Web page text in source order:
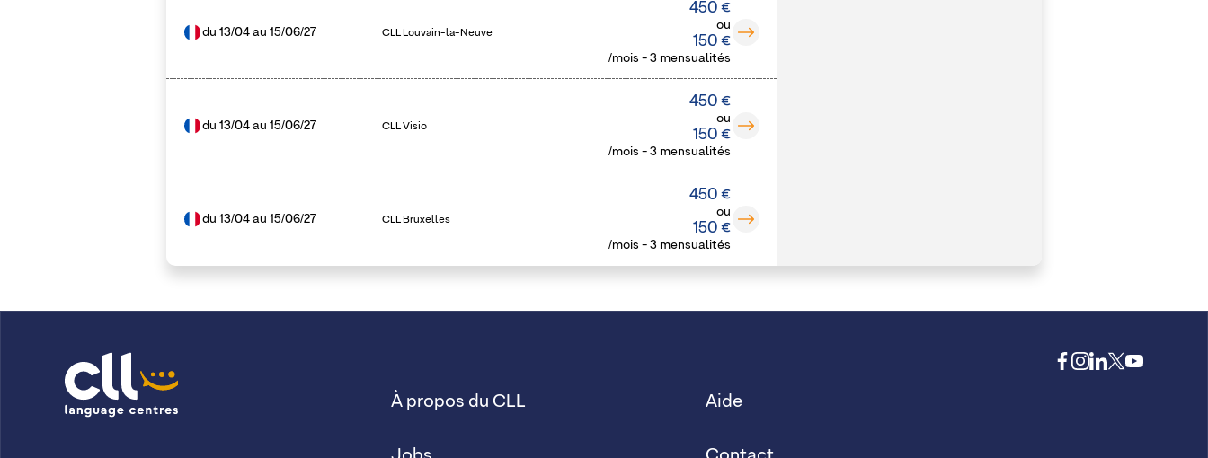
du 13/04au 15/06/27 CLL Louvain-la-Neuve
450 €
ou
150 €
/mois - 3 mensualités
du 13/04au 15/06/27 CLL Visio
450 €
ou
150 €
/mois - 3 mensualités
du 13/04au 15/06/27 CLL Bruxelles
450 €
ou
150 €
/mois - 3 mensualités
À propos du CLL Aide